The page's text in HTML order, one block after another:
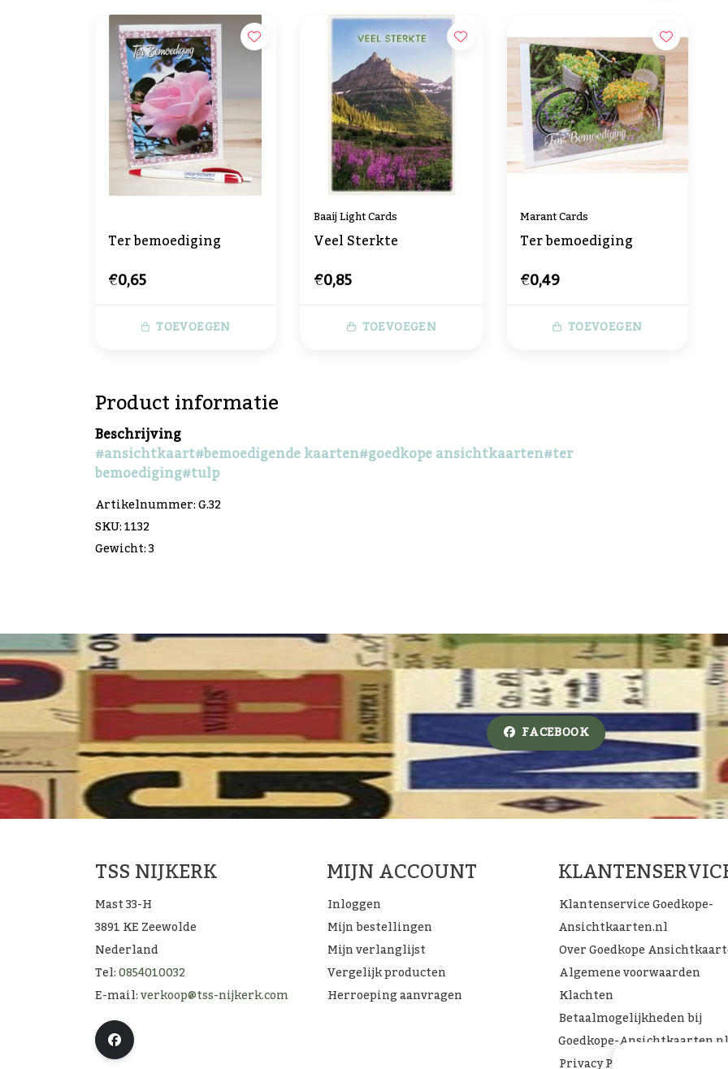
Ter bemoediging
€0,65
TOEVOEGEN
Baaij Light Cards
Veel Sterkte
€0,85
TOEVOEGEN
Marant Cards
Ter bemoediging
€0,49
TOEVOEGEN
Product informatie
Beschrijving
#ansichtkaart#bemoedigende kaarten#goedkope ansichtkaarten#ter
bemoediging#tulp
Artikelnummer: G.32
SKU: 1132
Gewicht: 3
FACEBOOK
TSS NIJKERK
Mast 33-H
3891 KE Zeewolde
Nederland
Tel:0854010032
E-mail:verkoop@tss-nijkerk.com
MIJN ACCOUNT
Inloggen
Mijn bestellingen
Mijn verlanglijst
Vergelijk producten
Herroeping aanvragen
Klantenservice Goedkope-
Ansichtkaarten.nl
Over Goedkope
Algemene voorwaarden
Klachten
Betaalmogelijkheden bij
Goedkope-Ansichtkaarten.nl
Privacy Policy